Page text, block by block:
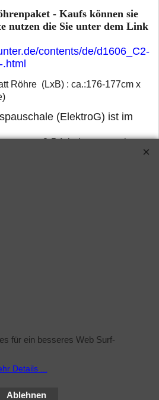
- Kaufs können sie
nutzen die Sie unter dem Link
contents/de/d1606_C2-
.html
Röhre (LxB) : ca.:176-177cm x
(ElektroG) ist im
ca. 3-5 Arbeitstage nach
für ein besseres Web Surf-
Details ...
Ablehnen